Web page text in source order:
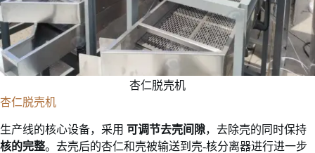
杏仁脱壳机
杏仁脱壳机
生产线的核心设备，采用 可调节去壳间隙，去除壳的同时保持
核的完整。去壳后的杏仁和壳被输送到壳-核分离器进行进一步